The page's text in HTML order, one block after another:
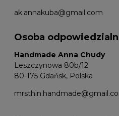
ak.annakuba@gmail.com
Osoba
Handmade Anna Chudy
Leszczynowa 80b/12
80-175 Gdańsk, Polska